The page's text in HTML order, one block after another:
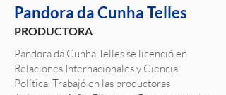
Pandora da Cunha Telles
PRODUCTORA
Pandora da Cunha Telles se licenció en
Relaciones Internacionales y Ciencia
Política. Trabajó en las productoras